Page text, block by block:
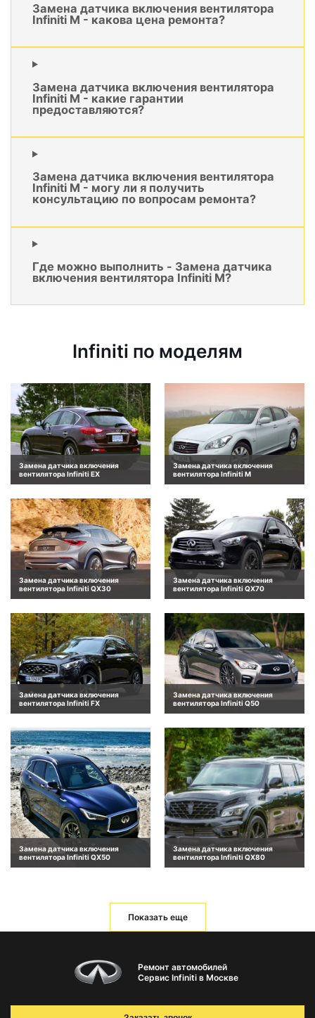
Замена датчика включения вентилятора
Infiniti M - какова цена ремонта?
Замена датчика включения вентилятора
Infiniti M - какие гарантии
предоставляются?
Замена датчика включения вентилятора
Infiniti M - могу ли я получить
консультацию по вопросам ремонта?
Где можно выполнить - Замена датчика
включения вентилятора Infiniti M?
Infiniti по моделям
Замена датчика включения
вентилятора Infiniti EX
Замена датчика включения
вентилятора Infiniti M
Замена датчика включения
вентилятора Infiniti QX30
Замена датчика включения
вентилятора Infiniti QX70
Замена датчика включения
вентилятора Infiniti FX
Замена датчика включения
вентилятора Infiniti Q50
Замена датчика включения
вентилятора Infiniti QX50
Замена датчика включения
вентилятора Infiniti QX80
Показать еще
Ремонт автомобилей
Сервис Infiniti в Москве